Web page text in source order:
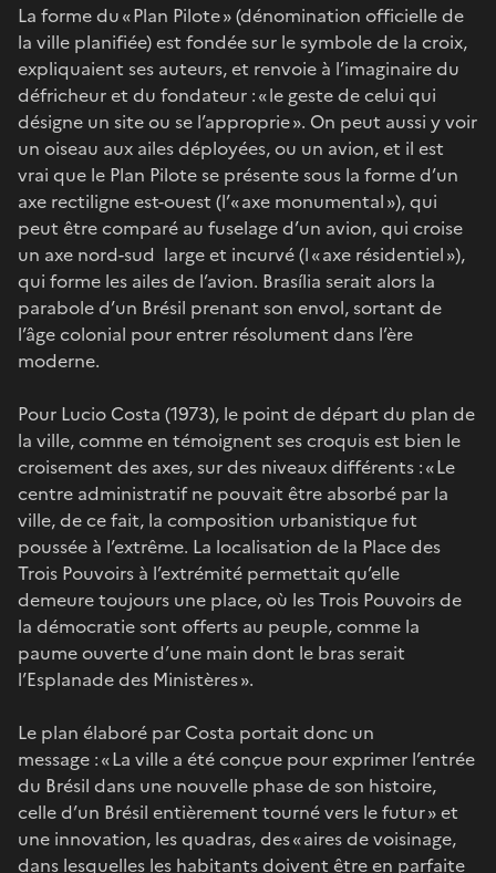
La forme du « Plan Pilote » (dénomination officielle de
la ville planifiée) est fondée sur le symbole de la croix,
expliquaient ses auteurs, et renvoie à l’imaginaire du
défricheur et du fondateur : « le geste de celui qui
désigne un site ou se l’approprie ». On peut aussi y voir
un oiseau aux ailes déployées, ou un avion, et il est
vrai que le Plan Pilote se présente sous la forme d’un
axe rectiligne est-ouest (l’« axe monumental »), qui
peut être comparé au fuselage d’un avion, qui croise
un axe nord-sud large et incurvé (l « axe résidentiel »),
qui forme les ailes de l’avion. Brasília serait alors la
parabole d’un Brésil prenant son envol, sortant de
l’âge colonial pour entrer résolument dans l’ère
moderne.
Pour Lucio Costa (1973), le point de départ du plan de
la ville, comme en témoignent ses croquis est bien le
croisement des axes, sur des niveaux différents : « Le
centre administratif ne pouvait être absorbé par la
ville, de ce fait, la composition urbanistique fut
poussée à l’extrême. La localisation de la Place des
Trois Pouvoirs à l’extrémité permettait qu’elle
demeure toujours une place, où les Trois Pouvoirs de
la démocratie sont offerts au peuple, comme la
paume ouverte d’une main dont le bras serait
l’Esplanade des Ministères ».
Le plan élaboré par Costa portait donc un
message : « La ville a été conçue pour exprimer l’entrée
du Brésil dans une nouvelle phase de son histoire,
celle d’un Brésil entièrement tourné vers le futur » et
une innovation, les quadras, des « aires de voisinage,
dans lesquelles les habitants doivent être en parfaite